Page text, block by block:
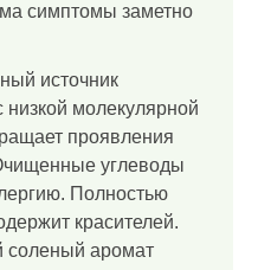
симптомы заметно
источник
низкой молекулярной
проявления
углеводы
Полностью
красителей.
соленый аромат